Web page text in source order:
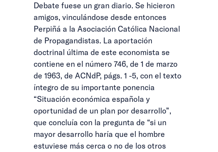
Debate fuese un gran diario. Se hicieron
amigos, vinculándose desde entonces
Perpiñá a la Asociación Católica Nacional
de Propagandistas. La aportación
doctrinal última de este economista se
contiene en el número 746, de 1 de marzo
de 1963, de ACNdP, págs. 1 -5, con el texto
íntegro de su importante ponencia
“Situación económica española y
oportunidad de un plan por desarrollo”,
que concluía con la pregunta de “si un
mayor desarrollo haría que el hombre
estuviese más cerca o no de los otros